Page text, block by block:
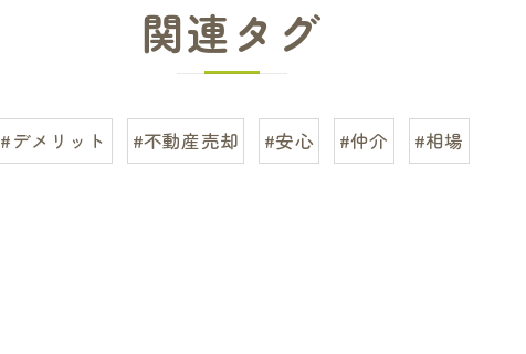
関連タグ
#デメリット #不動産売却 #安心 #仲介 #相場